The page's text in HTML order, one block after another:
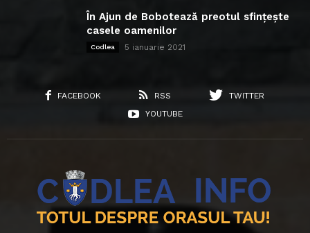
În Ajun de Bobotează preotul sfințește
casele oamenilor
Codlea 5 ianuarie 2021
FACEBOOK RSS
TWITTER
YOUTUBE